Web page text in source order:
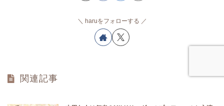
haruをフォローする
関連記事